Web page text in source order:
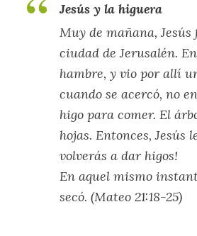
Jesús y la higuera
Muy de mañana,
ciudad de Jerusalén.
hambre, y vio por allí
cuando se acercó, no
higo para comer. El
hojas. Entonces, Jesús
volverás a dar higos!
En aquel mismo
secó. (Mateo 21:18-25)